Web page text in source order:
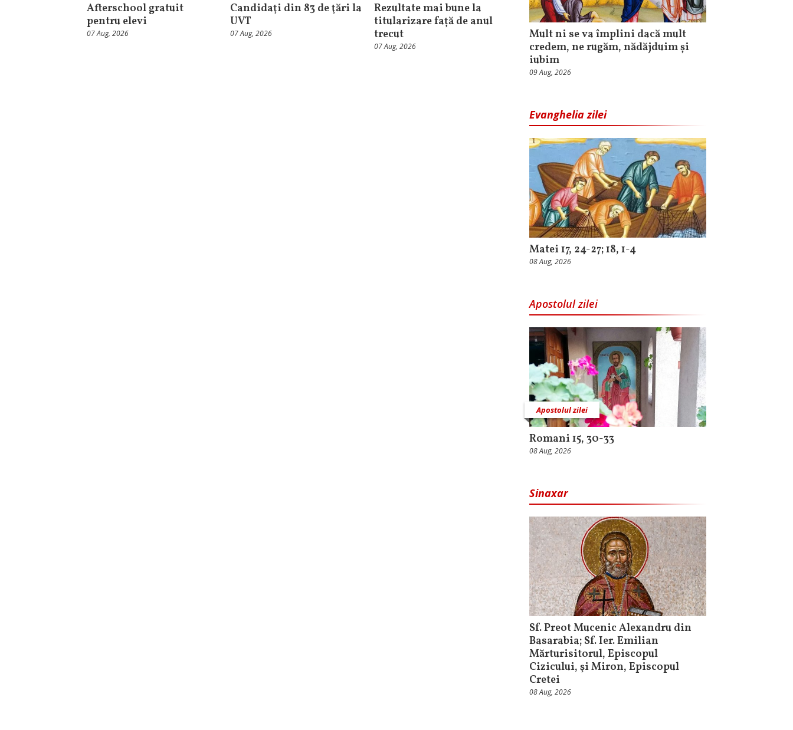
Afterschool gratuit
pentru elevi
07 Aug, 2026
Candidaţi din 83 de ţări la
UVT
07 Aug, 2026
Rezultate mai bune la
titularizare față de anul
trecut
07 Aug, 2026
Mult ni se va împlini dacă mult
credem, ne rugăm, nădăjduim și
iubim
09 Aug, 2026
Evanghelia zilei
Matei 17, 24-27; 18, 1-4
08 Aug, 2026
Apostolul zilei
Apostolul zilei
Romani 15, 30-33
08 Aug, 2026
Sinaxar
Sf. Preot Mucenic Alexandru din
Basarabia; Sf. Ier. Emilian
Mărturisitorul, Episcopul
Cizicului, şi Miron, Episcopul
Cretei
08 Aug, 2026